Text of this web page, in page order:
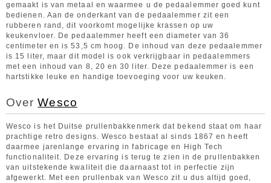
gemaakt is van metaal en waarmee u de pedaalemmer goed kunt
bedienen. Aan de onderkant van de pedaalemmer zit een
rubberen rand, dit voorkomt mogelijke krassen op uw
keukenvloer. De pedaalemmer heeft een diameter van 36
centimeter en is 53,5 cm hoog. De inhoud van deze pedaalemmer
is 15 liter, maar dit model is ook verkrijgbaar in pedaalemmers
met een inhoud van 8, 20 en 30 liter. Deze pedaalemmer is een
hartstikke leuke en handige toevoeging voor uw keuken.
OverWesco
Wesco is het Duitse prullenbakkenmerk dat bekend staat om haar
prachtige retro designs. Wesco bestaat al sinds 1867 en heeft
daarmee jarenlange ervaring in fabricage en High Tech
functionaliteit. Deze ervaring is terug te zien in de prullenbakken
van uitstekende kwaliteit die daarnaast tot in perfectie zijn
afgewerkt. Met een prullenbak van Wesco zit u dus altijd goed,